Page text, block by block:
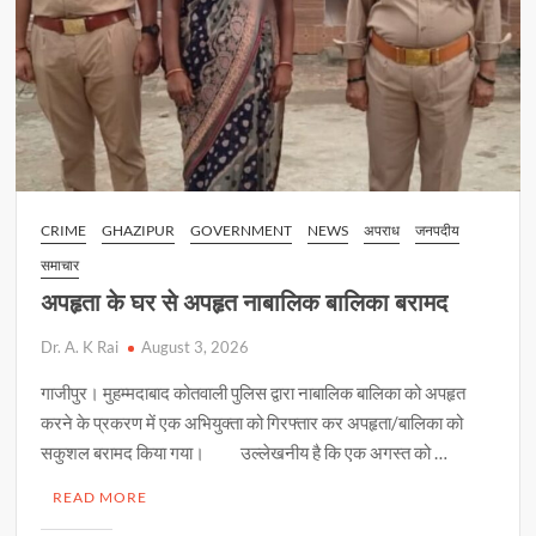
CRIME GHAZIPUR GOVERNMENT NEWS अपराध
जनपदीय
समाचार
अपहृता के घर से अपहृत नाबालिक बालिका बरामद
Dr. A. K Rai August 3, 2026
गाजीपुर। मुहम्मदाबाद कोतवाली पुलिस द्वारा नाबालिक बालिका को अपहृत
करने के प्रकरण में एक अभियुक्ता को गिरफ्तार कर अपहृता/बालिका को
सकुशल बरामद किया गया। उल्लेखनीय है कि एक अगस्त को …
READ MORE